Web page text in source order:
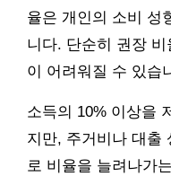
율은 개인의 소비 성
니다. 단순히 권장
이 어려워질 수 있습
소득의 10% 이상을
지만, 주거비나 대출
로 비율을 늘려나가